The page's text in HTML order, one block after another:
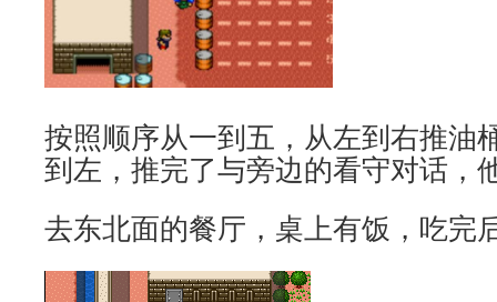
按照顺序从一到五，从左到右推油
到左，推完了与旁边的看守对话，
去东北面的餐厅，桌上有饭，吃完